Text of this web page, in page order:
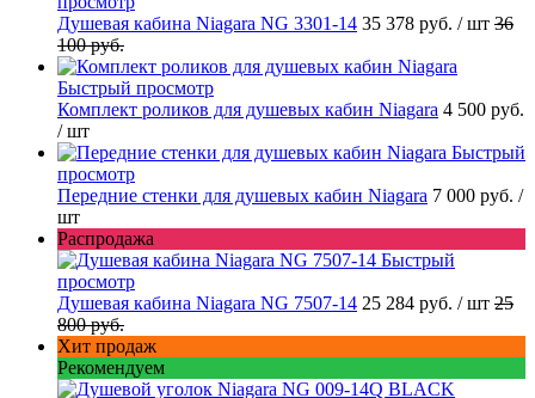
Душевая кабина Niagara NG 3301-14 35 378 руб. / шт 36
100 руб.
Быстрый просмотр
Комплект роликов для душевых кабин Niagara 4 500 руб.
/ шт
Быстрый
просмотр
Передние стенки для душевых кабин Niagara 7 000 руб. /
шт
Распродажа
Быстрый
просмотр
Душевая кабина Niagara NG 7507-14 25 284 руб. / шт 25
800 руб.
Хит продаж
Рекомендуем